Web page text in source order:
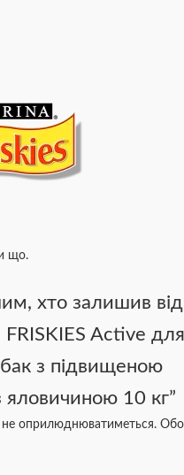
що.
хто залишив
Active для
з підвищеною
яловичиною 10 кг”
оприлюднюватиметься.